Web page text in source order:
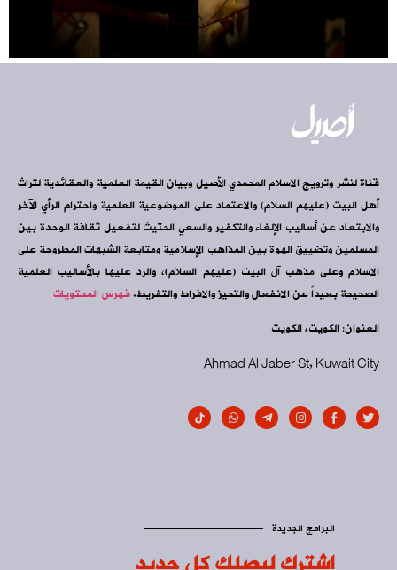
قناة لنشر وترويج الاسلام المحمدي الأصيل وبيان القيمة العلمية والعقائدية لتراث
أهل البيت (عليهم السلام) والاعتماد على الموضوعية العلمية واحترام الرأي الآخر
والابتعاد عن أساليب الإلغاء والتكفير والسعي الحثيث لتفعيل ثقافة الوحدة بين
المسلمين وتضييق الهوة بين المذاهب الإسلامية ومتابعة الشبهات المطروحة على
الاسلام وعلى مذهب آل البيت (عليهم السلام)، والرد عليها بالأساليب العلمية
الصحيحة بعيداً عن الانفعال والتحيز والافراط والتفريط.فهرس المحتويات
العنوان: الكويت، الكويت
Ahmad Al Jaber St, Kuwait City
البرامج الجديدة